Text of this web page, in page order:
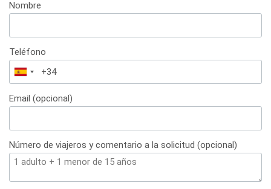
Nombre
Teléfono
España
+34
Email (opcional)
Número de viajeros y comentario a la solicitud (opcional)